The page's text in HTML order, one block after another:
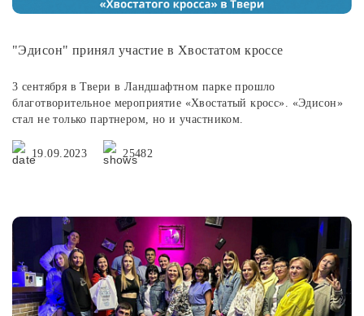
"Эдисон" принял участие в Хвостатом кроссе
3 сентября в Твери в Ландшафтном парке прошло
благотворительное мероприятие «Хвостатый кросс». «Эдисон»
стал не только партнером, но и участником.
19.09.2023 25482